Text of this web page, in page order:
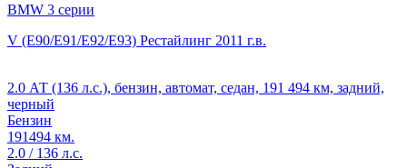
BMW 3 серии
V (E90/E91/E92/E93) Рестайлинг 2011 г.в.
2.0 АТ (136 л.с.), бензин, автомат, седан, 191 494 км, задний,
черный
Бензин
191494 км.
2.0 / 136 л.с.